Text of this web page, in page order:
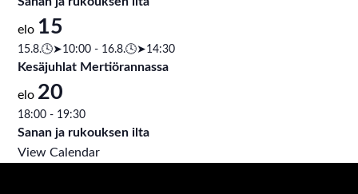
elo 15
15.8.🕓➤10:00 - 16.8.🕓➤14:30
Kesäjuhlat Mertiörannassa
elo 20
18:00 - 19:30
Sanan ja rukouksen ilta
View Calendar